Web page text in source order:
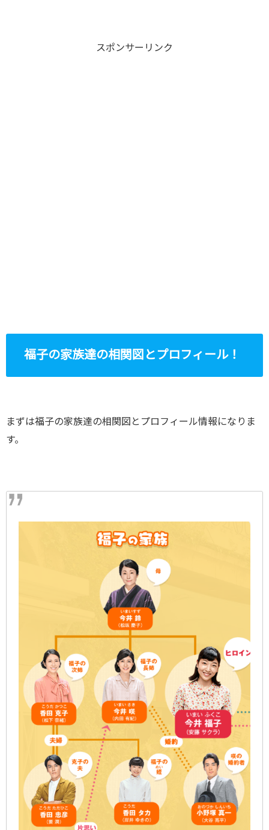
スポンサーリンク
福子の家族達の相関図とプロフィール！
まずは福子の家族達の相関図とプロフィール情報になりま
す。